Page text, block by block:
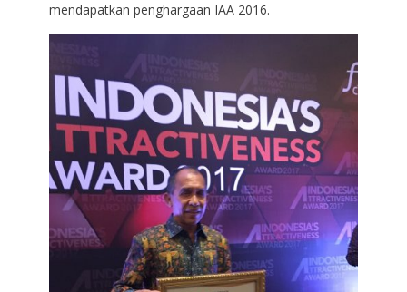
mendapatkan penghargaan IAA 2016.